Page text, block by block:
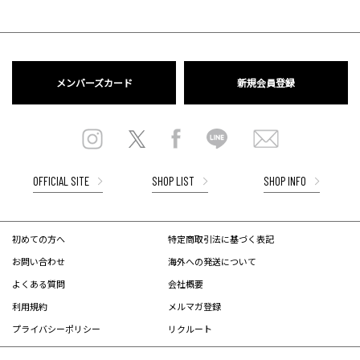
メンバーズカード 新規会員登録
OFFICIAL SITE SHOP LIST SHOP INFO
初めての方へ
お問い合わせ
よくある質問
利用規約
プライバシーポリシー
特定商取引法に基づく表記
海外への発送について
会社概要
メルマガ登録
リクルート